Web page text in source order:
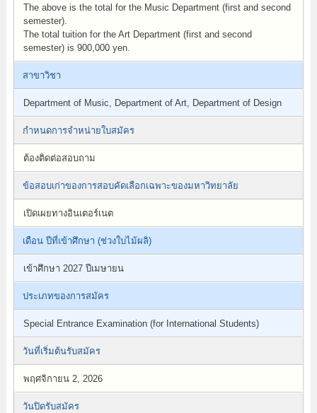
The above is the total for the Music Department (first and second
semester).
The total tuition for the Art Department (first and second
semester) is 900,000 yen.
สาขาวิชา
Department of Music, Department of Art, Department of Design
กำหนดการจำหน่ายใบสมัคร
ต้องติดต่อสอบถาม
ข้อสอบเก่าของการสอบคัดเลือกเฉพาะของมหาวิทยาลัย
เปิดเผยทางอินเตอร์เนต
เดือน ปีที่เข้าศึกษา (ช่วงใบไม้ผลิ)
เข้าศึกษา 2027 ปีเมษายน
ประเภทของการสมัคร
Special Entrance Examination (for International Students)
วันที่เริ่มต้นรับสมัคร
พฤศจิกายน 2, 2026
วันปิดรับสมัคร